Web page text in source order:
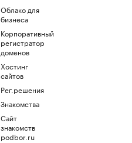
Облако для
бизнеса
Корпоративный
регистратор
доменов
Хостинг
сайтов
Рег.решения
Знакомства
Сайт
знакомств
podbor.ru